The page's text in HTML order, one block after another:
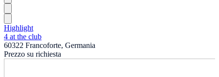
Highlight
4 at the club
60322 Francoforte, Germania
Prezzo su richiesta